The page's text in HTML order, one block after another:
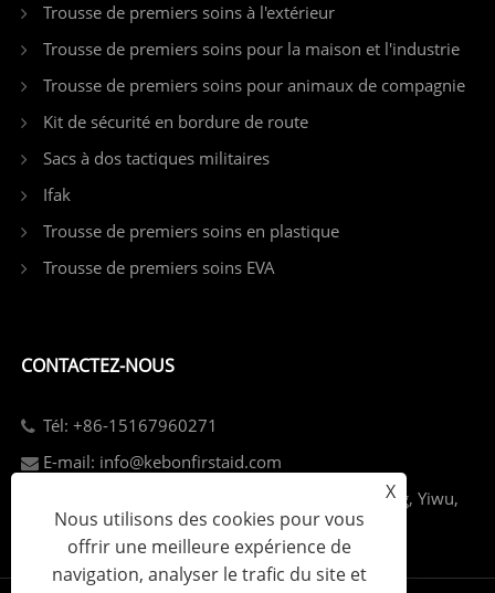
Trousse de premiers soins à l'extérieur
Trousse de premiers soins pour la maison et l'industrie
Trousse de premiers soins pour animaux de compagnie
Kit de sécurité en bordure de route
Sacs à dos tactiques militaires
Ifak
Trousse de premiers soins en plastique
Trousse de premiers soins EVA
CONTACTEZ-NOUS
Tél: +86-15167960271
E-mail: info@kebonfirstaid.com
Add: Parc industriel de Jiangdong, rue Jiangdong, Yiwu,
Chine.
X
Nous utilisons des cookies pour vous
offrir une meilleure expérience de
navigation, analyser le trafic du site et